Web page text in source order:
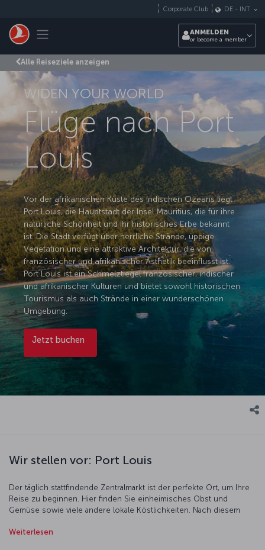
Toggle navigation
Corporate Club DE - INT
ANMELDEN
or become a member
Alle Reiseziele anzeigen
WIDEN YOUR WORLD
Flüge nach Port
Louis
Vor der afrikanischen Küste des Indischen Ozeans liegt
Port Louis, die Hauptstadt der Insel Mauritius, die für ihre
natürliche Schönheit und ihr historisches Erbe bekannt
ist. Die Stadt verfügt über herrliche Strände, üppige
Vegetation und eine attraktive Architektur, die von
französischer und afrikanischer Ästhetik beeinflusst ist.
Port Louis ist ein Schmelztiegel französischer, indischer
und afrikanischer Kulturen und bietet sowohl historischen
Tourismus als auch Strände in einer wunderschönen
Umgebung.
Jetzt buchen
Wir stellen vor: Port Louis
Der täglich stattfindende Zentralmarkt ist der perfekte Ort, um Ihre
Reise zu beginnen. Hier finden Sie einheimisches Obst und
Gemüse sowie viele andere lokale Köstlichkeiten. Nach diesem
und lokalen Kunsthandwerks finden können, sollten Sie das Blue
Weiterlesen